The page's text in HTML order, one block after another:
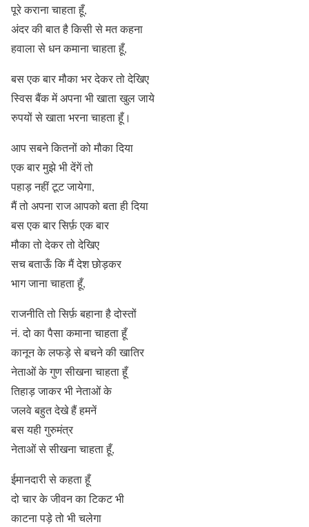
पूरे कराना चाहता हूँ,
अंदर की बात है किसी से मत कहना
हवाला से धन कमाना चाहता हूँ,
बस एक बार मौका भर देकर तो देखिए
स्विस बैंक में अपना भी खाता खुल जाये
रुपयों से खाता भरना चाहता हूँ।
आप सबने कितनों को मौका दिया
एक बार मुझे भी देंगें तो
पहाड़ नहीं टूट जायेगा,
मैं तो अपना राज आपको बता ही दिया
बस एक बार सिर्फ़ एक बार
मौका तो देकर तो देखिए
सच बताऊँ कि मैं देश छोड़कर
भाग जाना चाहता हूँ,
राजनीति तो सिर्फ़ बहाना है दोस्तों
नं. दो का पैसा कमाना चाहता हूँ
कानून के लफड़े से बचने की खातिर
नेताओं के गुण सीखना चाहता हूँ
तिहाड़ जाकर भी नेताओं के
जलवे बहुत देखे हैं हमनें
बस यही गुरुमंत्र
नेताओं से सीखना चाहता हूँ,
ईमानदारी से कहता हूँ
दो चार के जीवन का टिकट भी
काटना पड़े तो भी चलेगा